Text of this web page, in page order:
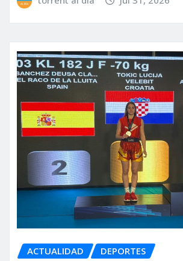
ACTUALIDAD DEPORTES